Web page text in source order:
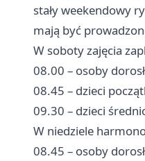
stały weekendowy
mają być
W soboty zajęcia
08.00 – osoby
08.45 – dzieci
09.30 – dzieci
W niedziele
08.45 – osoby